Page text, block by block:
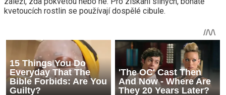
kvetoucích rostlin se používají dospělé cibule.